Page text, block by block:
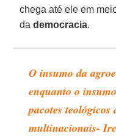
chega até ele em
dademocracia.
O insumo da
enquanto o
pacotes teológicos
multinacionais-